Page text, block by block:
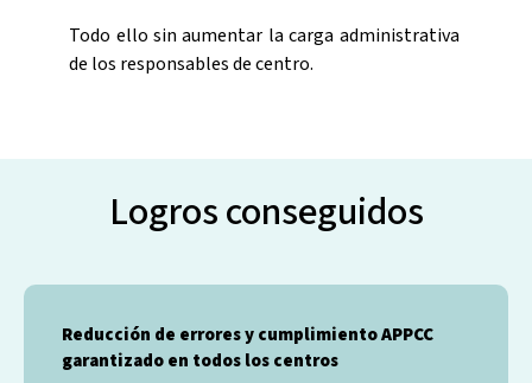
Todo ello sin aumentar la carga administrativa
de los responsables de centro.
Logros conseguidos
Reducción de errores y cumplimiento APPCC
garantizado en todos los centros